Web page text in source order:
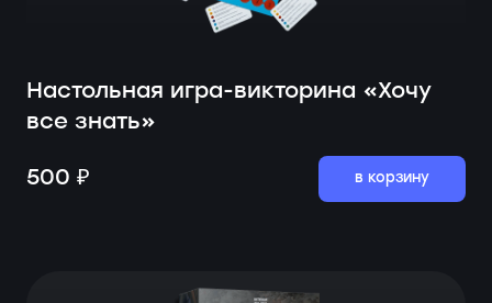
Настольная игра-викторина «Хочу
все знать»
500 ₽
в корзину